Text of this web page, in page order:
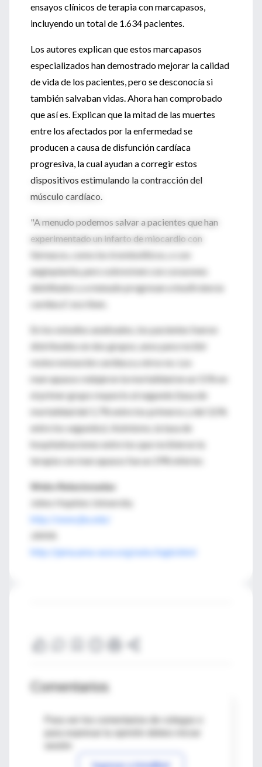
ensayos clínicos de terapia con marcapasos,
incluyendo un total de 1.634 pacientes.
Los autores explican que estos marcapasos
especializados han demostrado mejorar la calidad
de vida de los pacientes, pero se desconocía si
también salvaban vidas. Ahora han comprobado
que así es. Explican que la mitad de las muertes
entre los afectados por la enfermedad se
producen a causa de disfunción cardíaca
progresiva, la cual ayudan a corregir estos
dispositivos estimulando la contracción del
músculo cardíaco.
"A menudo podemos salvar a pacientes que han
experimentado un infarto de miocardio con
fármacos, como los trombolíticos, o con
angioplastia, pero sobreviven con corazones
debilitados y a menudo progresan a insuficiencia
cardíaca", escriben.
En los estudios analizados, los pacientes fueron
distribuidos en dos grupos, unos para recibir
resincronización cardíaca y otros no. Los
marcapasos redujeron la mortalidad en un 51% en
el primer grupo respecto al segundo (tasa de
mortalidad del 1,7% entre los primeros y del 3,5%
entre los segundos). Asimismo, la tasa de
hospitalizaciones entre los que recibieron la
terapia con marcapasos fue un 29% inferior.
Webs Relacionadas
Johns Hopkins University
http://www.jhu.edu/
JAMA
http://jama.ama-assn.org/subs/login.html
Comentarios
Para ver los comentarios de colegas o
Ingresar a IntraMed